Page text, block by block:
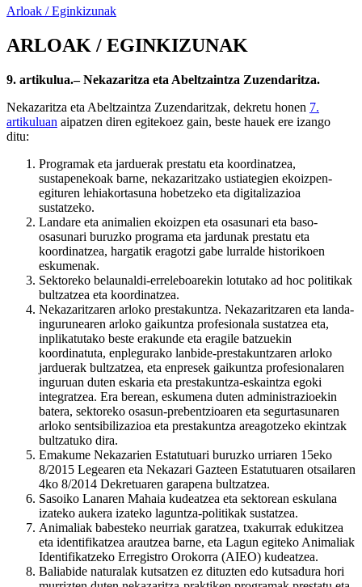
Arloak / Eginkizunak
ARLOAK / EGINKIZUNAK
9. artikulua.– Nekazaritza eta Abeltzaintza Zuzendaritza.
Nekazaritza eta Abeltzaintza Zuzendaritzak, dekretu honen 7.
artikuluan aipatzen diren egitekoez gain, beste hauek ere izango
ditu:
Programak eta jarduerak prestatu eta koordinatzea,
sustapenekoak barne, nekazaritzako ustiategien ekoizpen-
egituren lehiakortasuna hobetzeko eta digitalizazioa
sustatzeko.
Landare eta animalien ekoizpen eta osasunari eta baso-
osasunari buruzko programa eta jardunak prestatu eta
koordinatzea, hargatik eragotzi gabe lurralde historikoen
eskumenak.
Sektoreko belaunaldi-erreleboarekin lotutako ad hoc politikak
bultzatzea eta koordinatzea.
Nekazaritzaren arloko prestakuntza. Nekazaritzaren eta landa-
ingurunearen arloko gaikuntza profesionala sustatzea eta,
inplikatutako beste erakunde eta eragile batzuekin
koordinatuta, enplegurako lanbide-prestakuntzaren arloko
jarduerak bultzatzea, eta enpresek gaikuntza profesionalaren
inguruan duten eskaria eta prestakuntza-eskaintza egoki
integratzea. Era berean, eskumena duten administrazioekin
batera, sektoreko osasun-prebentzioaren eta segurtasunaren
arloko sentsibilizazioa eta prestakuntza areagotzeko ekintzak
bultzatuko dira.
Emakume Nekazarien Estatutuari buruzko urriaren 15eko
8/2015 Legearen eta Nekazari Gazteen Estatutuaren otsailaren
4ko 8/2014 Dekretuaren garapena bultzatzea.
Sasoiko Lanaren Mahaia kudeatzea eta sektorean eskulana
izateko aukera izateko laguntza-politikak sustatzea.
Animaliak babesteko neurriak garatzea, txakurrak edukitzea
eta identifikatzea arautzea barne, eta Lagun egiteko Animaliak
Identifikatzeko Erregistro Orokorra (AIEO) kudeatzea.
Baliabide naturalak kutsatzen ez dituzten edo kutsadura hori